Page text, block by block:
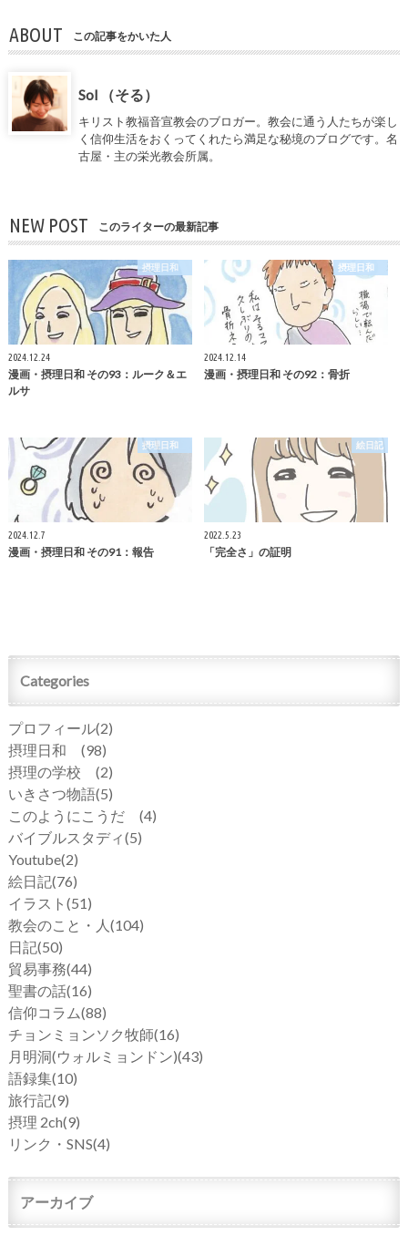
ABOUT この記事をかいた人
Sol （そる）
キリスト教福音宣教会のブロガー。教会に通う人たちが楽し
く信仰生活をおくってくれたら満足な秘境のブログです。名
古屋・主の栄光教会所属。
NEW POST このライターの最新記事
摂理日和
2024.12.24
漫画・摂理日和 その93：ルーク＆エ
ルサ
摂理日和
2024.12.14
漫画・摂理日和 その92：骨折
摂理日和
2024.12.7
漫画・摂理日和 その91：報告
絵日記
2022.5.23
「完全さ」の証明
Categories
プロフィール(2)
摂理日和 (98)
摂理の学校 (2)
いきさつ物語(5)
このようにこうだ (4)
バイブルスタディ(5)
Youtube(2)
絵日記(76)
イラスト (51)
教会のこと・人 (104)
日記(50)
貿易事務(44)
聖書の話(16)
信仰コラム(88)
チョンミョンソク牧師(16)
月明洞(ウォルミョンドン)(43)
語録集(10)
旅行記(9)
摂理 2ch(9)
リンク・SNS(4)
アーカイブ